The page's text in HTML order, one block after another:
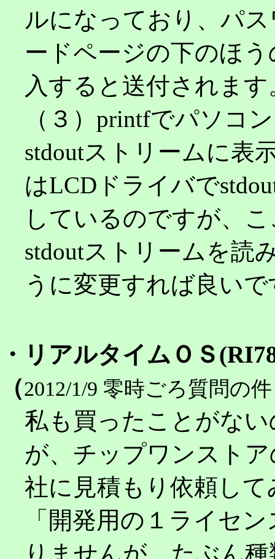
ルになっており、パ
ードページの下のほ
入すると送付されます
（３）printfでパソコ
stdoutストリームに表
はLCDドライバで
しているのですが、
stdoutストリームを読
うに変更すれば良いで
・リアルタイムＯＳ
（2012/1/9 零時ごろ質問の件
私も買ったことがな
が、チップワンスト
社に見積もり依頼し
「開発用の１ライセ
りませんが、たぶん